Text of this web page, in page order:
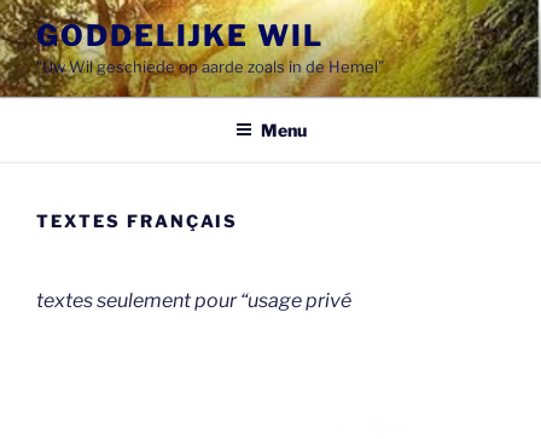
Spring
naar
de
inhoud
GODDELIJKE WIL
"Uw Wil geschiede op aarde zoals in de Hemel"
Menu
TEXTES FRANÇAIS
textes seulement pour “usage privé